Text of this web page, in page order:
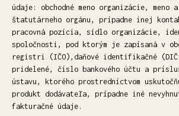
údaje: obchodné meno organizácie, meno
štatutárneho orgánu, prípadne inej
pracovná pozícia, sídlo organizácie,
spoločnosti, pod ktorým je zapísaná v
registri (IČO),daňové identifikačné
pridelené, číslo bankového účtu a
ústavu, ktorého prostredníctvom
produkt dodávateľa, prípadne iné
fakturačné údaje.